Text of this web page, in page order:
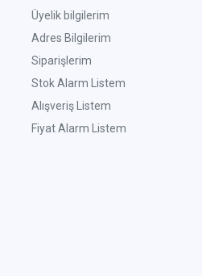
Üyelik bilgilerim
Adres Bilgilerim
Siparişlerim
Stok Alarm Listem
Alışveriş Listem
Fiyat Alarm Listem